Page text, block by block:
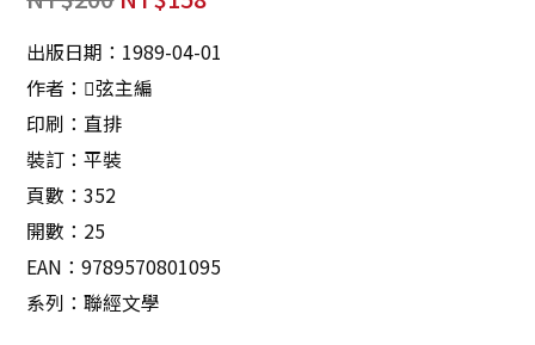
出版日期：1989-04-01
作者：弦主編
印刷：直排
裝訂：平裝
頁數：352
開數：25
EAN：9789570801095
系列：聯經文學